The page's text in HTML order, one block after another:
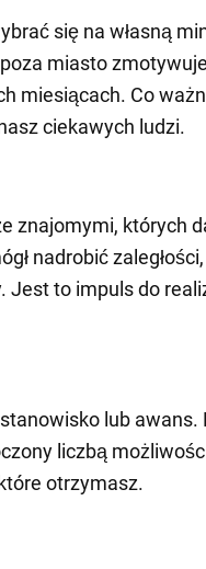
się na własną
miasto
miesiącach. Co
ciekawych ludzi.
znajomymi, których
nadrobić
Jest to impuls do
lub awans.
liczbą
otrzymasz.